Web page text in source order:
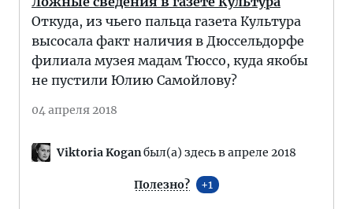
Откуда, из чьего пальца газета Культура
высосала факт наличия в Дюссельдорфе
филиала музея мадам Тюссо, куда якобы
не пустили Юлию Самойлову?
04 апреля 2018
Viktoria Koganбыл(а) здесь в апреле 2018
Полезно? 1